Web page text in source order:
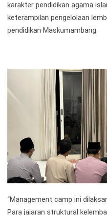
karakter pendidikan agama
keterampilan pengelolaan
pendidikan Maskumambang.
“Management camp ini
Para jajaran struktural